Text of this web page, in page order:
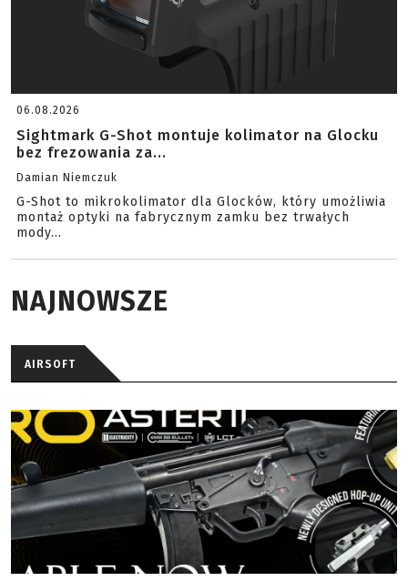
06.08.2026
Sightmark G-Shot montuje kolimator na Glocku
bez frezowania za...
Damian Niemczuk
G-Shot to mikrokolimator dla Glocków, który umożliwia
montaż optyki na fabrycznym zamku bez trwałych
mody...
NAJNOWSZE
AIRSOFT